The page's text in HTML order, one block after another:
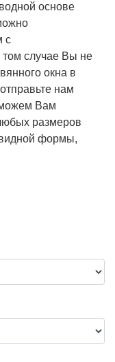
основе
с
случае Вы не
окна в
нам
Вам
размеров
формы,